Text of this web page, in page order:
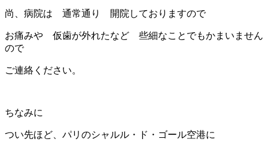
尚、病院は 通常通り 開院しておりますので
お痛みや 仮歯が外れたなど 些細なことでもかまいません
ので
ご連絡ください。
ちなみに
つい先ほど、パリのシャルル・ド・ゴール空港に